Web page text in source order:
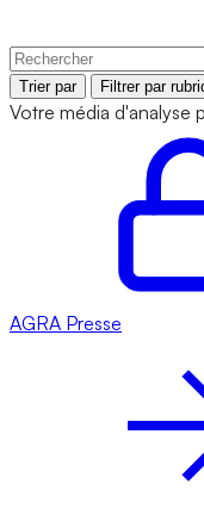
Trier par Filtrer par
Votre média d'analyse
AGRA Presse